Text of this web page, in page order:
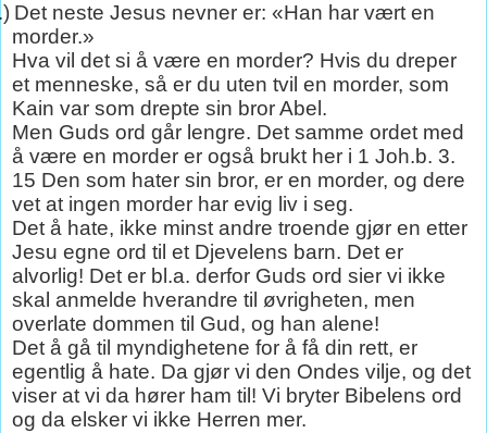
Det neste Jesus nevner er: «Han har vært en
morder.»
Hva vil det si å være en morder? Hvis du dreper
et menneske, så er du uten tvil en morder, som
Kain var som drepte sin bror Abel.
Men Guds ord går lengre. Det samme ordet med
å være en morder er også brukt her i 1 Joh.b. 3.
15 Den som hater sin bror, er en morder, og dere
vet at ingen morder har evig liv i seg.
Det å hate, ikke minst andre troende gjør en etter
Jesu egne ord til et Djevelens barn. Det er
alvorlig! Det er bl.a. derfor Guds ord sier vi ikke
skal anmelde hverandre til øvrigheten, men
overlate dommen til Gud, og han alene!
Det å gå til myndighetene for å få din rett, er
egentlig å hate. Da gjør vi den Ondes vilje, og det
viser at vi da hører ham til! Vi bryter Bibelens ord
og da elsker vi ikke Herren mer.